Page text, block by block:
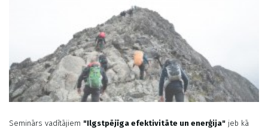
Seminārs vadītājiem "Ilgstpējīga efektivitāte un enerģija" jeb kā